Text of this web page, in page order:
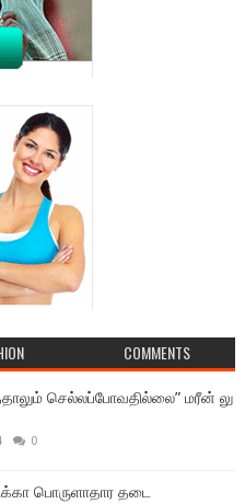
COMMENTS
செல்லப்போவதில்லை” மரீன் லு
0
பொருளாதார தடை